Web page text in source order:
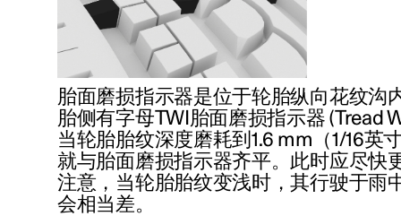
胎面磨损指示器是位于轮胎纵向花纹沟
胎侧有字母TWI胎面磨损指示器 (Tread
当轮胎胎纹深度磨耗到 1.6 mm （1/16英
就与胎面磨损指示器齐平。此时应尽快
注意，当轮胎胎纹变浅时，其行驶于雨
会相当差。